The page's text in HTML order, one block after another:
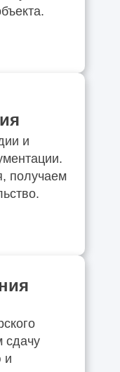
и
получаем
сдачу
и